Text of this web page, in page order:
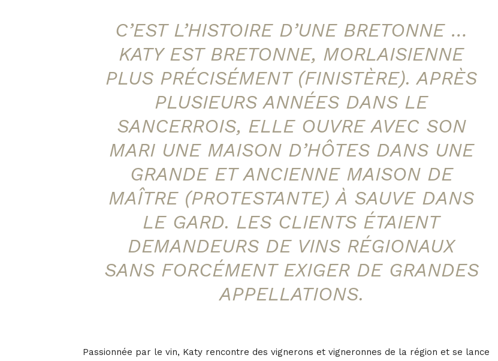
C’EST L’HISTOIRE D’UNE BRETONNE …
KATY EST BRETONNE, MORLAISIENNE
PLUS PRÉCISÉMENT (FINISTÈRE). APRÈS
PLUSIEURS ANNÉES DANS LE
SANCERROIS, ELLE OUVRE AVEC SON
MARI UNE MAISON D’HÔTES DANS UNE
GRANDE ET ANCIENNE MAISON DE
MAÎTRE (PROTESTANTE) À SAUVE DANS
LE GARD. LES CLIENTS ÉTAIENT
DEMANDEURS DE VINS RÉGIONAUX
SANS FORCÉMENT EXIGER DE GRANDES
APPELLATIONS.
Passionnée par le vin, Katy rencontre des vignerons et vigneronnes de la région et se lance